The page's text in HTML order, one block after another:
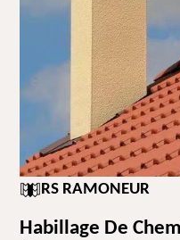
RS RAMONEUR
Habillage De